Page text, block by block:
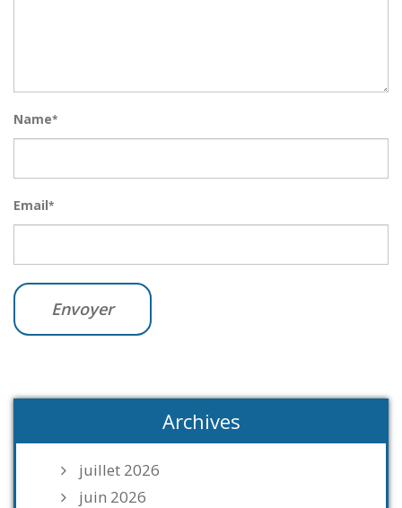
Name*
Email*
Archives
juillet 2026
juin 2026